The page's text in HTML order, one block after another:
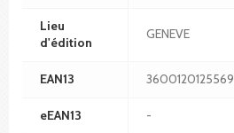
Lieu
d'édition
GENEVE
EAN13 3600120125569
eEAN13 -